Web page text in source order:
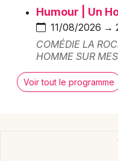
Artistes en tournée
Actus à La Rochelle
Humour | Un
11/08/2026 →
COMÉDIE LA
HOMME SUR
Voir tout le programme